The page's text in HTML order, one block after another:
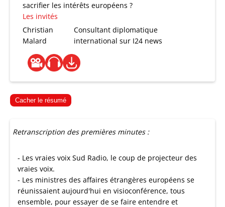
sacrifier les intérêts européens ?
Les invités
Christian
Malard
Consultant diplomatique
international sur I24 news
Cacher le résumé
Retranscription des premières minutes :
- Les vraies voix Sud Radio, le coup de projecteur des
vraies voix.
- Les ministres des affaires étrangères européens se
réunissaient aujourd'hui en visioconférence, tous
ensemble, pour essayer de se faire entendre et